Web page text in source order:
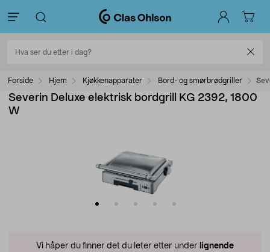
Forside Hjem Kjøkkenapparater Bord- og smørbrødgriller
Severin Deluxe elektrisk bordgrill KG 2392, 1800
W
Vi håper du finner det du leter etter under lignende